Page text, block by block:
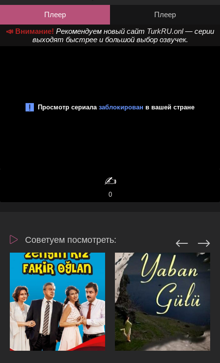
Плеер
Плеер
📣 Внимание! Рекомендуем новый сайт TurkRU.onl— серии
выходят быстрее и большой выбор озвучек.
✍️
0
Советуем посмотреть: